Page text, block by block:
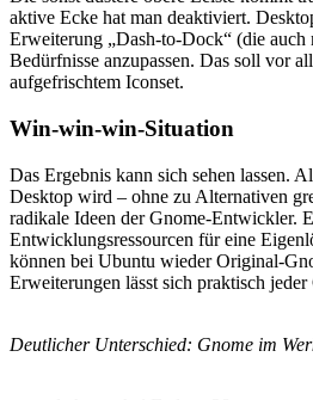
aktive Ecke hat man deaktiviert.
Erweiterung „Dash-to-Dock“ (die
Bedürfnisse anzupassen. Das soll vor
aufgefrischtem Iconset.
Win-win-win-Situation
Das Ergebnis kann sich sehen lassen.
Desktop wird – ohne zu Alternativen
radikale Ideen der Gnome-Entwickler.
Entwicklungsressourcen für eine
können bei Ubuntu wieder Original-
Erweiterungen lässt sich praktisch
Deutlicher Unterschied: Gnome im